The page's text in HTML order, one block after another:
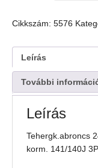
19,5
S20/18pr
korm.
141/140J
3PMSF
mennyiség
Cikkszám: 5576
Leírás
További
Leírás
Tehergk.abroncs
korm. 141/140J